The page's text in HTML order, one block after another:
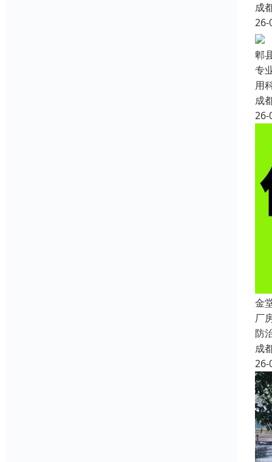
成
26-
郫
专
用
成
26-
金
厂
防
成
26-